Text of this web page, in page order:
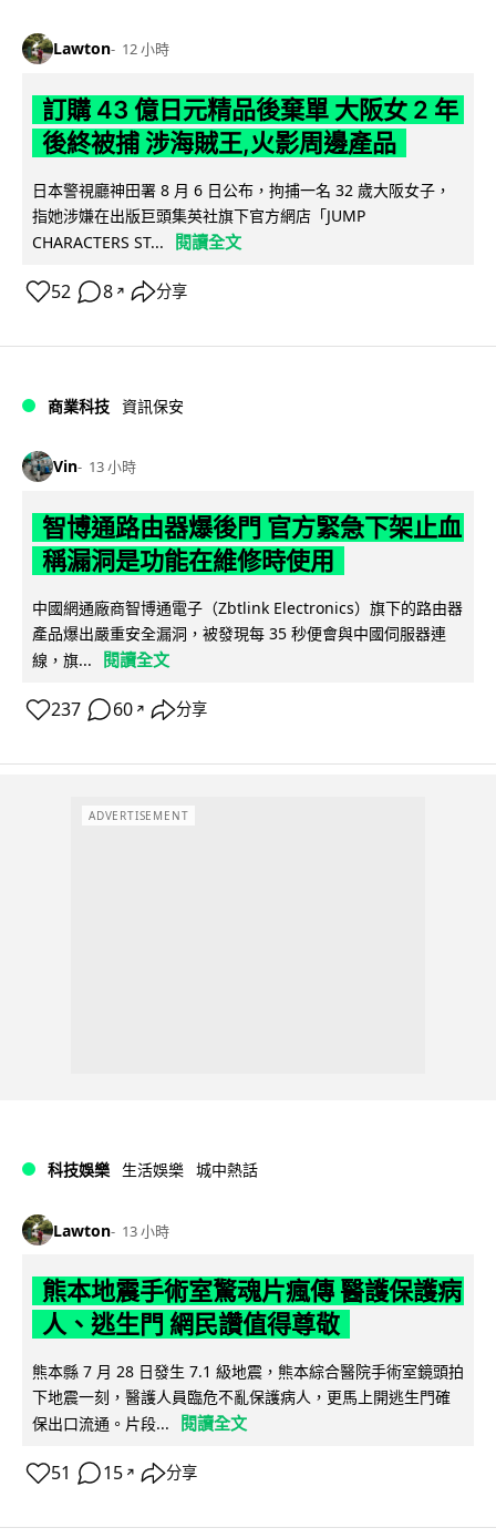
Lawton 12 小時
訂購 43 億日元精品後棄單 大阪女 2 年
後終被捕 涉海賊王,火影周邊產品
日本警視廳神田署 8 月 6 日公布，拘捕一名 32 歲大阪女子，
指她涉嫌在出版巨頭集英社旗下官方網店「JUMP
CHARACTERS ST...
閱讀全文
52 8 ↗ 分享
商業科技 資訊保安
Vin 13 小時
智博通路由器爆後門 官方緊急下架止血
稱漏洞是功能在維修時使用
中國網通廠商智博通電子（Zbtlink Electronics）旗下的路由器
產品爆出嚴重安全漏洞，被發現每 35 秒便會與中國伺服器連
線，旗...
閱讀全文
237 60 ↗ 分享
ADVERTISEMENT
科技娛樂 生活娛樂 城中熱話
Lawton 13 小時
熊本地震手術室驚魂片瘋傳 醫護保護病
人、逃生門 網民讚值得尊敬
熊本縣 7 月 28 日發生 7.1 級地震，熊本綜合醫院手術室鏡頭拍
下地震一刻，醫護人員臨危不亂保護病人，更馬上開逃生門確
保出口流通。片段...
閱讀全文
51 15 ↗ 分享